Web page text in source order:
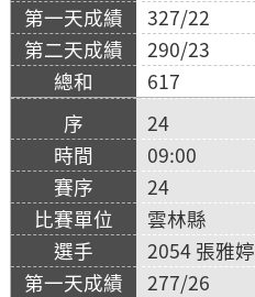
327/22
290/23
617
24
09:00
24
雲林縣
2054 張雅婷
277/26